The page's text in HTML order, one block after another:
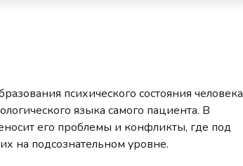
психического состояния человека
языка самого пациента. В
его проблемы и конфликты, где под
на подсознательном уровне.